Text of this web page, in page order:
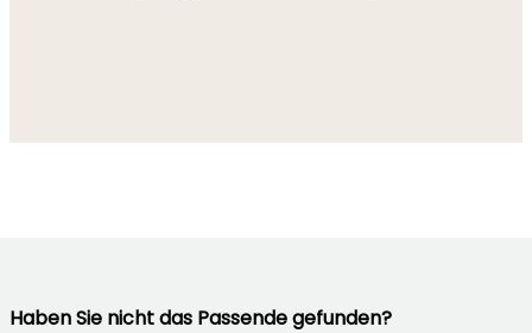
Haben Sie nicht das Passende gefunden?